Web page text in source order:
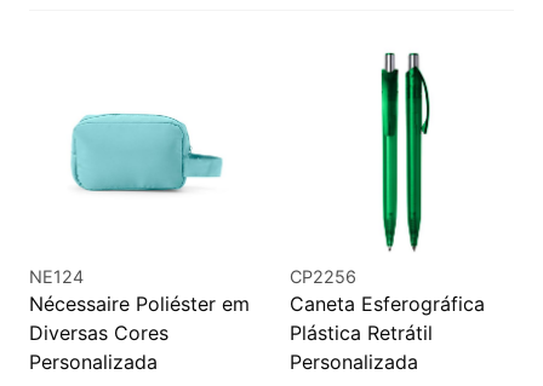
NE124
Nécessaire Poliéster em
Diversas Cores
Personalizada
CP2256
Caneta Esferográfica
Plástica Retrátil
Personalizada